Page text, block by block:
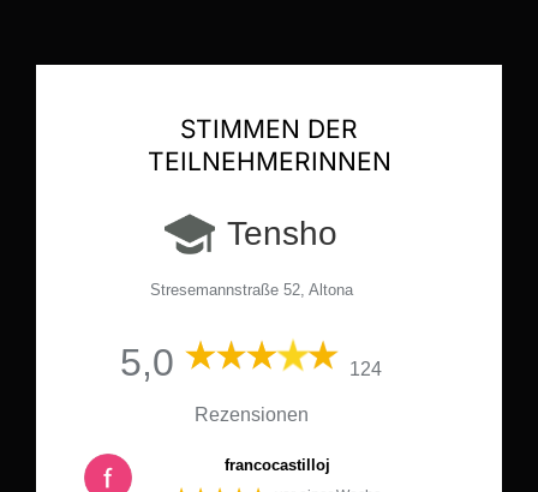
STIMMEN DER
TEILNEHMERINNEN
Tensho
Stresemannstraße 52, Altona
5,0 124
Rezensionen
francocastilloj